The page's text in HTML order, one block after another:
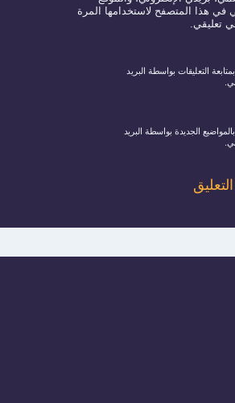
في هذا المتصفح لاستخدامها المرة
تعليقي.
التعليقات بواسطة البريد
الجديدة بواسطة البريد